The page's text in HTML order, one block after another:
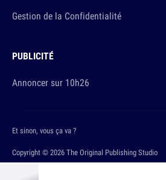
Gestion de la Confidentialité
PUBLICITÉ
Annoncer sur 10h26
Copyright © 2026 The Original Publishing Studio
Et sinon, vous ça va ?